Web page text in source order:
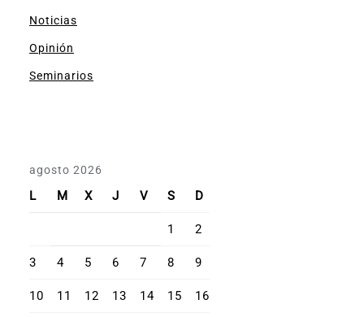
Noticias
Opinión
Seminarios
agosto 2026
L M X J V S D
1 2
3 4 5 6 7 8 9
10 11 12 13 14 15 16